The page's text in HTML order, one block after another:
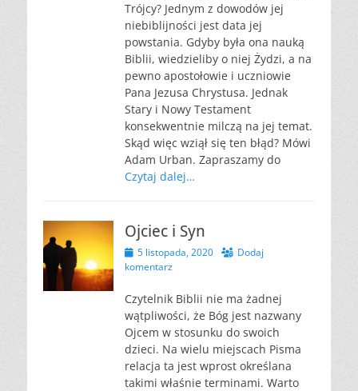
Trójcy? Jednym z dowodów jej
niebiblijności jest data jej
powstania. Gdyby była ona nauką
Biblii, wiedzieliby o niej Żydzi, a na
pewno apostołowie i uczniowie
Pana Jezusa Chrystusa. Jednak
Stary i Nowy Testament
konsekwentnie milczą na jej temat.
Skąd więc wziął się ten błąd? Mówi
Adam Urban. Zapraszamy do
Czytaj dalej…
Ojciec i Syn
Opublikowano
5 listopada, 2020
Dodaj
komentarz
Czytelnik Biblii nie ma żadnej
wątpliwości, że Bóg jest nazwany
Ojcem w stosunku do swoich
dzieci. Na wielu miejscach Pisma
relacja ta jest wprost określana
takimi właśnie terminami. Warto